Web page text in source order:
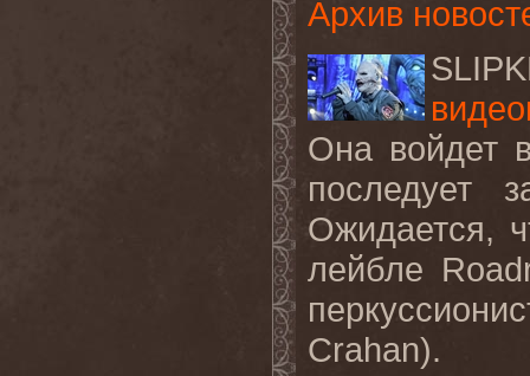
Архив
Она войдет
последует
Ожидается,
лейбле
Crahan).